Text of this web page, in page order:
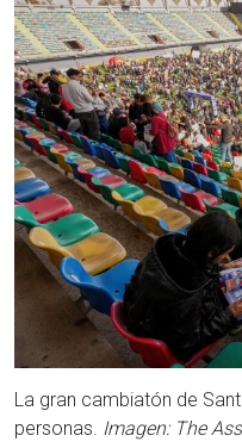
La gran cambiatón de
personas. Imagen: The